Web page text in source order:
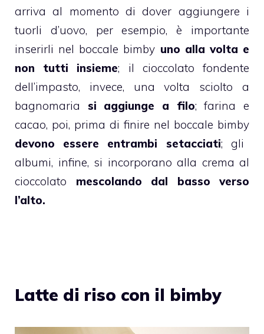
arriva al momento di dover aggiungere i
tuorli d’uovo, per esempio, è importante
inserirli nel boccale bimby uno alla volta e
non tutti insieme; il cioccolato fondente
dell’impasto, invece, una volta sciolto a
bagnomaria si aggiunge a filo; farina e
cacao, poi, prima di finire nel boccale bimby
devono essere entrambi setacciati; gli
albumi, infine, si incorporano alla crema al
cioccolato
mescolando dal basso verso
l’alto.
Latte di riso con il bimby